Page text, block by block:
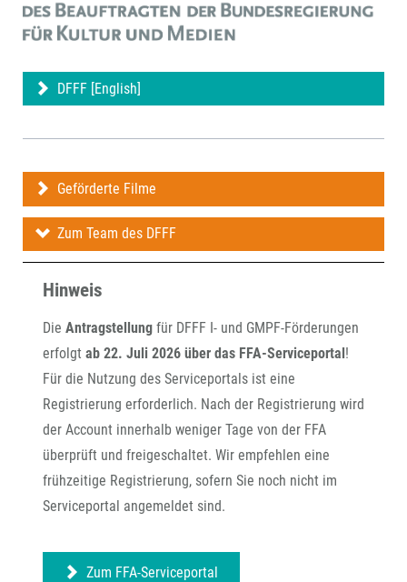
DFFF [English]
Geförderte Filme
Zum Team des DFFF
Hinweis
Die Antragstellung für DFFF I- und GMPF-Förderungen
erfolgt ab 22. Juli 2026 über das FFA-Serviceportal !
Für die Nutzung des Serviceportals ist eine
Registrierung erforderlich. Nach der Registrierung wird
der Account innerhalb weniger Tage von der FFA
überprüft und freigeschaltet. Wir empfehlen eine
frühzeitige Registrierung, sofern Sie noch nicht im
Serviceportal angemeldet sind.
Zum FFA-Serviceportal